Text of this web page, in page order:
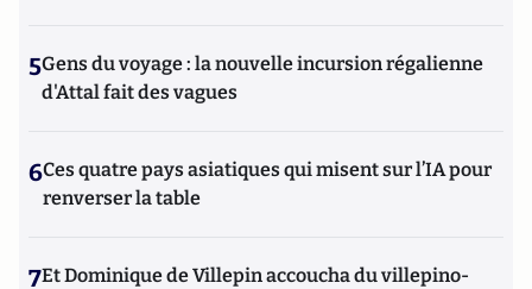
5Gens du voyage : la nouvelle incursion régalienne
d'Attal fait des vagues
6Ces quatre pays asiatiques qui misent sur l’IA pour
renverser la table
7Et Dominique de Villepin accoucha du villepino-